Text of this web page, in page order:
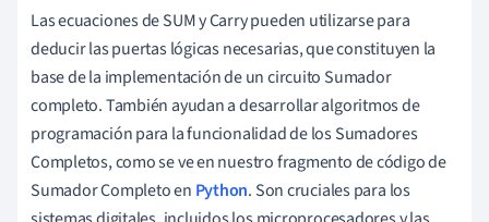
Las ecuaciones de SUM y Carry pueden utilizarse para
deducir las puertas lógicas necesarias, que constituyen la
base de la implementación de un circuito Sumador
completo. También ayudan a desarrollar algoritmos de
programación para la funcionalidad de los Sumadores
Completos, como se ve en nuestro fragmento de código de
Sumador Completo en Python. Son cruciales para los